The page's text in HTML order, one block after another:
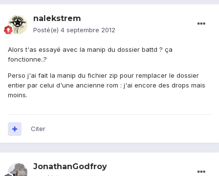
nalekstrem
Posté(e) 4 septembre 2012
Alors t'as essayé avec la manip du dossier battd ? ça
fonctionne..?
Perso j'ai fait la manip du fichier zip pour remplacer le dossier
entier par celui d'une ancienne rom : j'ai encore des drops mais
moins.
Citer
JonathanGodfroy